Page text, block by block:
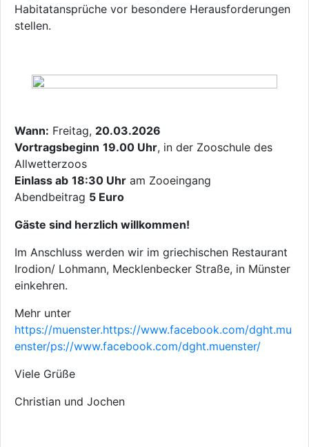
Habitatansprüche vor besondere Herausforderungen
stellen.
Wann: Freitag, 20.03.2026
Vortragsbeginn 19.00 Uhr, in der Zooschule des
Allwetterzoos
Einlass ab 18:30 Uhr am Zooeingang
Abendbeitrag 5 Euro
Gäste sind herzlich willkommen!
Im Anschluss werden wir im griechischen Restaurant
Irodion/ Lohmann, Mecklenbecker Straße, in Münster
einkehren.
Mehr unter
https://muenster.https://www.facebook.com/dght.mu
enster/ps://www.facebook.com/dght.muenster/
Viele Grüße
Christian und Jochen